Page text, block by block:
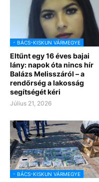
- BÁCS-KISKUN VÁRMEGYE
Eltűnt egy 16 éves bajai
lány: napok óta nincs hír
Balázs Melisszáról – a
rendőrség a lakosság
segítségét kéri
Július 21, 2026
- BÁCS-KISKUN VÁRMEGYE